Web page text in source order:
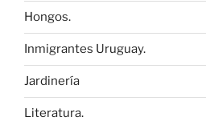
Hongos.
Inmigrantes Uruguay.
Jardinería
Literatura.